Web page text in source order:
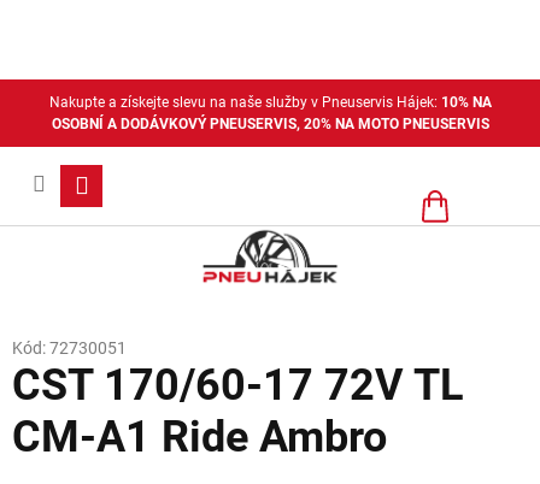
Nakupte a získejte slevu na naše služby v Pneuservis Hájek: 10% NA
OSOBNÍ A DODÁVKOVÝ PNEUSERVIS, 20% NA MOTO PNEUSERVIS
Nákupní
CST 170/60-17 72V TL
CM-A1 Ride Ambro
Kód:72730051